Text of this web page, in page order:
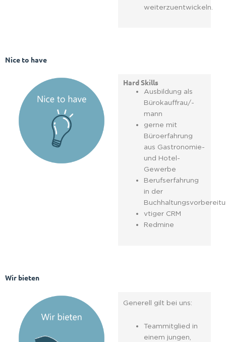
weiterzuentwickeln.
Nice to have
Hard Skills
Ausbildung als
Bürokauffrau/-
mann
gerne mit
Büroerfahrung
aus Gastronomie-
und Hotel-
Gewerbe
Berufserfahrung
in der
vtiger CRM
Redmine
Wir bieten
Generell gilt bei uns:
Teammitglied in
einem jungen,